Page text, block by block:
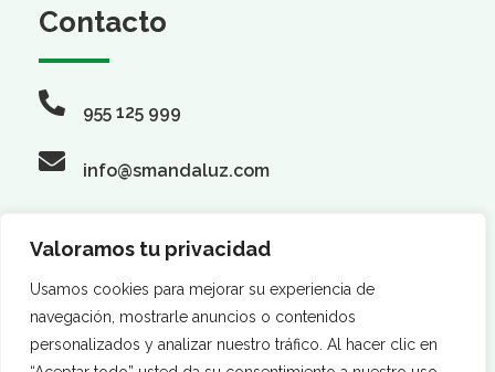
Valoramos tu privacidad
Usamos cookies para mejorar su experiencia de
navegación, mostrarle anuncios o contenidos
personalizados y analizar nuestro tráfico. Al hacer clic en
Contacto
955 125 999
info@smandaluz.com
Síguenos